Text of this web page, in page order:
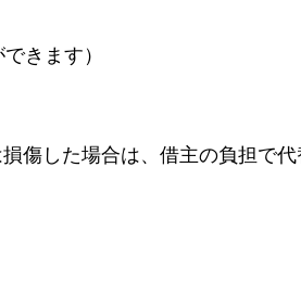
きます）
傷した場合は、借主の負担で